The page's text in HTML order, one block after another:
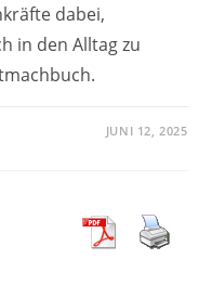
dabei,
in den Alltag zu
JUNI 12, 2025